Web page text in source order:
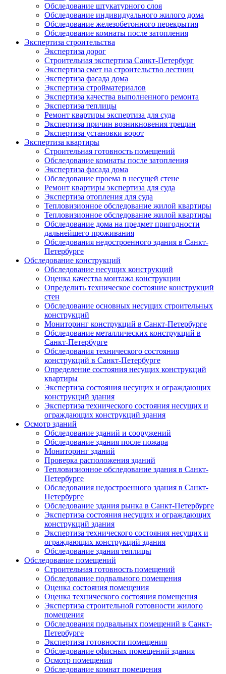
Обследование штукатурного слоя
Обследование индивидуального жилого дома
Обследование железобетонного перекрытия
Обследование комнаты после затопления
Экспертиза строительства
Экспертиза дорог
Строительная экспертиза Санкт-Петербург
Экспертиза смет на строительство лестниц
Экспертиза фасада дома
Экспертиза стройматериалов
Экспертиза качества выполненного ремонта
Экспертиза теплицы
Ремонт квартиры экспертиза для суда
Экспертиза причин возникновения трещин
Экспертиза установки ворот
Экспертиза квартиры
Строительная готовность помещений
Обследование комнаты после затопления
Экспертиза фасада дома
Обследование проема в несущей стене
Ремонт квартиры экспертиза для суда
Экспертиза отопления для суда
Тепловизионное обследование жилой квартиры
Тепловизионное обследование жилой квартиры
Обследование дома на предмет пригодности
дальнейшего проживания
Обследования недостроенного здания в Санкт-
Петербурге
Обследование конструкций
Обследование несущих конструкций
Оценка качества монтажа конструкции
Определить техническое состояние конструкций
стен
Обследование основных несущих строительных
конструкций
Мониторинг конструкций в Санкт-Петербурге
Обследование металлических конструкций в
Санкт-Петербурге
Обследования технического состояния
конструкций в Санкт-Петербурге
Определение состояния несущих конструкций
квартиры
Экспертиза состояния несущих и ограждающих
конструкций здания
Экспертиза технического состояния несущих и
ограждающих конструкций здания
Осмотр зданий
Обследование зданий и сооружений
Обследование здания после пожара
Мониторинг зданий
Проверка расположения зданий
Тепловизионное обследование здания в Санкт-
Петербурге
Обследования недостроенного здания в Санкт-
Петербурге
Обследование здания рынка в Санкт-Петербурге
Экспертиза состояния несущих и ограждающих
конструкций здания
Экспертиза технического состояния несущих и
ограждающих конструкций здания
Обследование здания теплицы
Обследование помещений
Строительная готовность помещений
Обследование подвального помещения
Оценка состояния помещения
Оценка технического состояния помещения
Экспертиза строительной готовности жилого
помещения
Обследования подвальных помещений в Санкт-
Петербурге
Экспертиза готовности помещения
Обследование офисных помещений здания
Осмотр помещения
Обследование комнат помещения